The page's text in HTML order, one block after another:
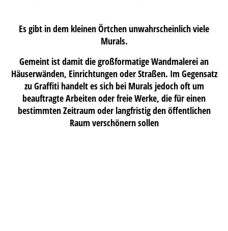
Es gibt in dem kleinen Örtchen unwahrscheinlich viele
Murals.
Gemeint ist damit die großformatige Wandmalerei an
Häuserwänden, Einrichtungen oder Straßen. Im Gegensatz
zu Graffiti handelt es sich bei Murals jedoch oft um
beauftragte Arbeiten oder freie Werke, die für einen
bestimmten Zeitraum oder langfristig den öffentlichen
Raum verschönern sollen